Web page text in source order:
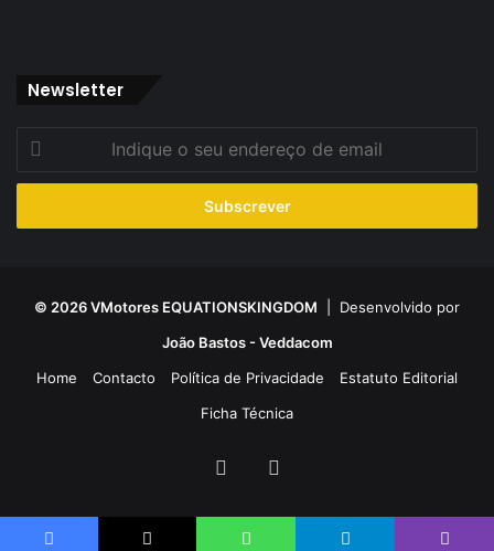
Newsletter
seu
de
© 2026 VMotores EQUATIONSKINGDOM | Desenvolvido por
João Bastos - Veddacom
Home
Contacto Política de Privacidade
Estatuto Editorial
Ficha Técnica
Facebook